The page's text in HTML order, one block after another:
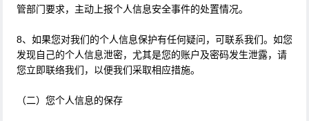
管部门要求，主动上报个人信息安全事件的处置情况。
8、如果您对我们的个人信息保护有任何疑问，可联系我们。如您
发现自己的个人信息泄密，尤其是您的账户及密码发生泄露，请
您立即联络我们，以便我们采取相应措施。
（二）您个人信息的保存